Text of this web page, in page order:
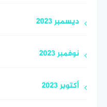
ديسمبر 2023
نوفمبر 2023
أكتوبر 2023